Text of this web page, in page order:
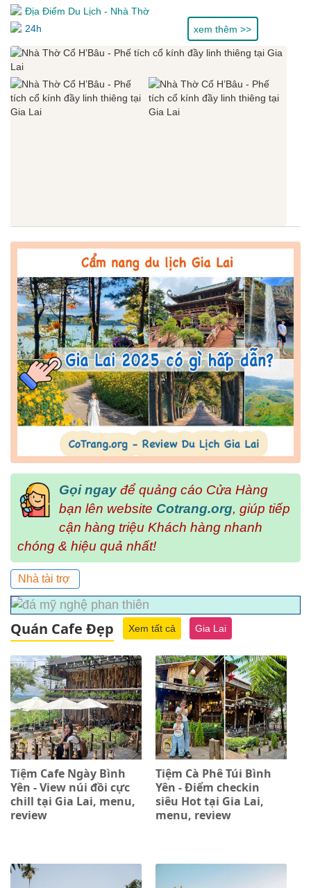
Địa Điểm Du Lịch - Nhà Thờ
24h
xem thêm >>
Gọi ngay để quảng cáo Cửa Hàng
bạn lên website Cotrang.org, giúp tiếp
cận hàng triệu Khách hàng nhanh
chóng & hiệu quả nhất!
Nhà tài trợ
Quán Cafe Đẹp Xem tất cả Gia Lai
Tiệm Cafe Ngày Bình
Yên - View núi đồi cực
chill tại Gia Lai, menu,
review
Tiệm Cà Phê Túi Bình
Yên - Điểm checkin
siêu Hot tại Gia Lai,
menu, review